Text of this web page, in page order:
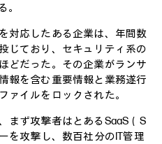
。
対応したある企業は、年間数
じており、セキュリティ系の
どだった。その企業がランサ
報を含む重要情報と業務遂行
ァイルをロックされた。
まず攻撃者はとあるSaaS（S
を攻撃し、数百社分のIT管理